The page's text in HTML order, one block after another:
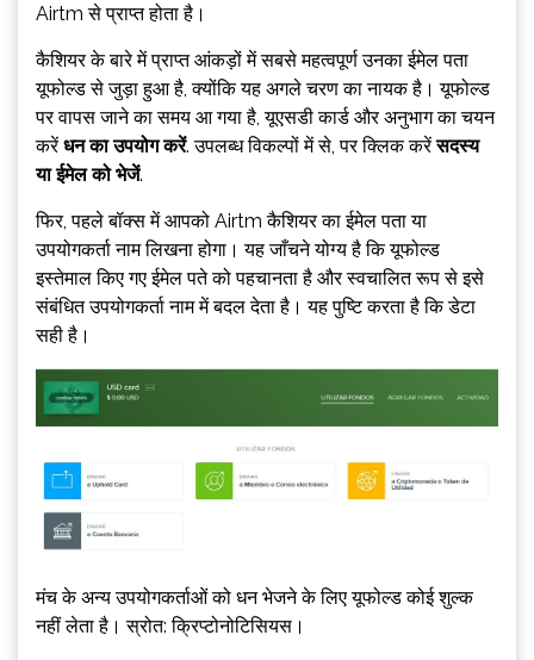
Airtm से प्राप्त होता है।
कैशियर के बारे में प्राप्त आंकड़ों में सबसे महत्वपूर्ण उनका ईमेल पता
यूफोल्ड से जुड़ा हुआ है, क्योंकि यह अगले चरण का नायक है। यूफोल्ड
पर वापस जाने का समय आ गया है, यूएसडी कार्ड और अनुभाग का चयन
करेंधन का उपयोग करें. उपलब्ध विकल्पों में से, पर क्लिक करेंसदस्य
या ईमेल को भेजें.
फिर, पहले बॉक्स में आपको Airtm कैशियर का ईमेल पता या
उपयोगकर्ता नाम लिखना होगा। यह जाँचने योग्य है कि यूफोल्ड
इस्तेमाल किए गए ईमेल पते को पहचानता है और स्वचालित रूप से इसे
संबंधित उपयोगकर्ता नाम में बदल देता है। यह पुष्टि करता है कि डेटा
सही है।
मंच के अन्य उपयोगकर्ताओं को धन भेजने के लिए यूफोल्ड कोई शुल्क
नहीं लेता है। स्रोत: क्रिप्टोनोटिसियस।